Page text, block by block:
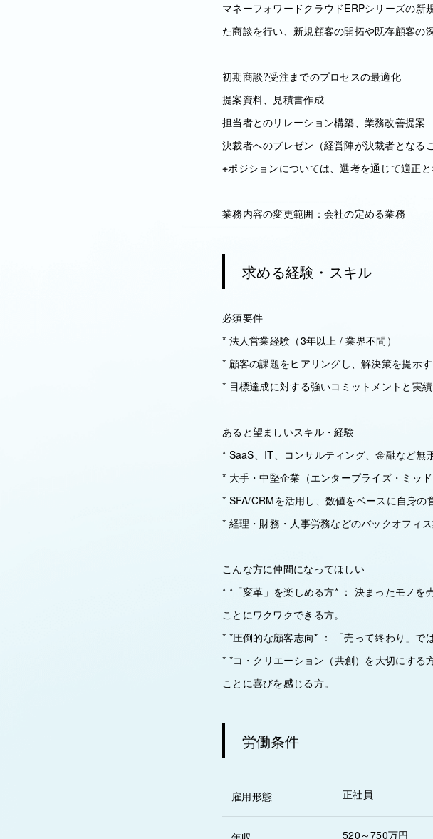
マネーフォワードクラウドERPシリーズの新
た商談を行い、新規顧客の開拓や既存顧客の
初期商談?受注までのプロセスの最適化
提案資料、見積書作成
担当者とのリレーション構築、業務改善提案
決裁者へのプレゼン（経営陣が決裁者となる
※ポジションについては、選考を通じて適正
業務内容の変更範囲：会社の定める業務
求める経験・スキル
必須要件
* 法人営業経験（3年以上 / 業界不問）
* 顧客の課題をヒアリングし、解決策を提示
* 目標達成に対する強いコミットメントと実績
あると望ましいスキル・経験
* SaaS、IT、コンサルティング、金融など無
* 大手・中堅企業（エンタープライズ・ミッ
* SFA/CRMを活用し、数値をベースに自身の
* 経理・財務・人事労務などのバックオフィ
こんな方に仲間になってほしい
* *「変革」を楽しめる方* ： 決まったモノを
ことにワクワクできる方。
* *圧倒的な顧客志向* ： 「売って終わり」で
* *コ・クリエーション（共創）を大切にす
ことに喜びを感じる方。
労働条件
雇用形態 正社員
520～750万円